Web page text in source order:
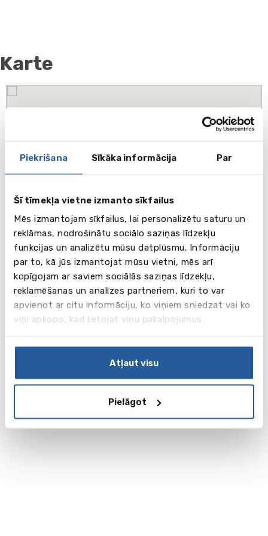
Piekrišana Sīkāka informācija Par
Šī tīmekļa vietne izmanto sīkfailus
Mēs izmantojam sīkfailus, lai personalizētu saturu un
reklāmas, nodrošinātu sociālo saziņas līdzekļu
funkcijas un analizētu mūsu datplūsmu. Informāciju
par to, kā jūs izmantojat mūsu vietni, mēs arī
kopīgojam ar saviem sociālās saziņas līdzekļu,
reklamēšanas un analīzes partneriem, kuri to var
apvienot ar citu informāciju, ko viņiem sniedzat vai ko
viņi apkopo, kad lietojat viņu pakalpojumus.
Atļaut visu
Pielāgot
Karte